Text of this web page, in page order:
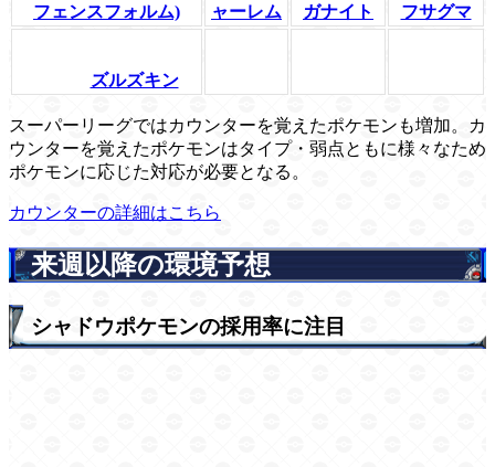
フェンスフォルム)
ャーレム
ガナイト
フサグマ
ズルズキン
スーパーリーグではカウンターを覚えたポケモンも増加。カ
ウンターを覚えたポケモンはタイプ・弱点ともに様々なため
ポケモンに応じた対応が必要となる。
カウンターの詳細はこちら
来週以降の環境予想
シャドウポケモンの採用率に注目